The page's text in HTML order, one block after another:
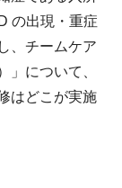
の出現・重症
、チームケア
」について、
はどこが実施